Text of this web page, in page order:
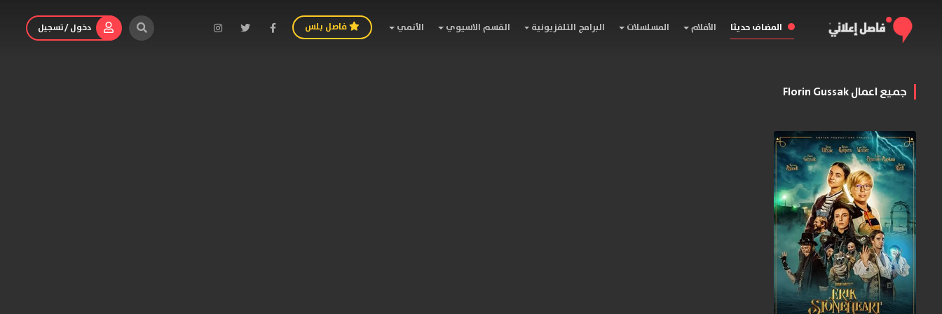
المضاف حديثا الأفلام المسلسلات البرامج التلفزيونية القسم الاسيوي الأنمي فاصل بلس دخول / تسجيل
جميع اعمال Florin Gussak